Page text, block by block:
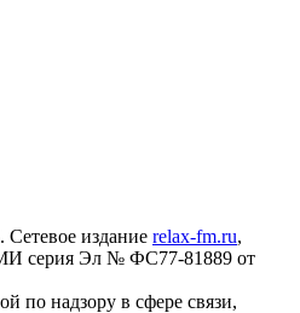
издание relax-fm.ru,
серия Эл № ФС77-81889 от
по надзору в сфере связи,